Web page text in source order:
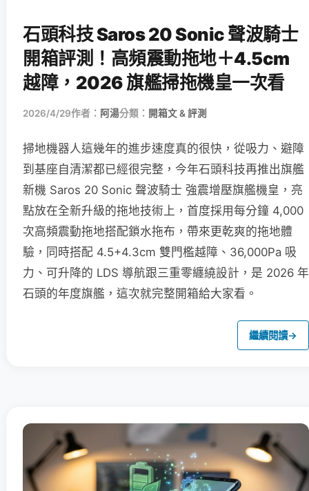
石頭科技 Saros 20 Sonic 聲波騎士
開箱評測！高頻震動拖地＋4.5cm
越障，2026 旗艦掃拖機皇一次看
2026/4/29作者： 阿湯分類： 開箱文 & 評測
掃地機器人這幾年的進步速度真的很快，從吸力、避障
到基座自清潔都已經很完整，今年石頭科技再推出旗艦
新機 Saros 20 Sonic 聲波騎士 強震增壓旗艦機皇，亮
點放在全新升級的拖地技術上，首度採用每分鐘 4,000
次高頻震動拖地搭配鎖水拖布，帶來更乾爽的拖地體
驗，同時搭配 4.5+4.3cm 雙門檻越障、36,000Pa 吸
力、可升降的 LDS 導航跟三重零纏繞設計，是 2026 年
石頭的年度旗艦，這次就完整開箱給大家看。
繼續閱讀→